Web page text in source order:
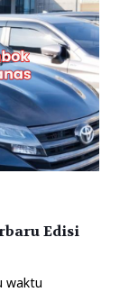
Edisi
waktu